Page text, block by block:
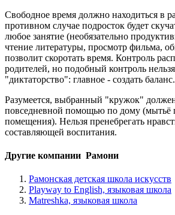
Свободное время должно находиться в
противном случае подросток будет
любое занятие (необязательно
чтение литературы, просмотр фильма,
позволит скоротать время. Контроль
родителей, но подобный контроль
"диктаторство": главное - создать баланс.
Разумеется, выбранный "кружок" должен
повседневной помощью по дому (мытьё
помещения). Нельзя пренебрегать
составляющей воспитания.
Другие компании Рамони
Рамонская детская школа искусств
Playway to English, языковая школа
Matreshka, языковая школа